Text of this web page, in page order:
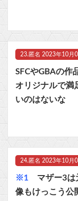
23. 匿名 2023年10月
SFCやGBAの作
オリジナルで満
いのはないな
24. 匿名 2023年10月
※1 マザー3は
像もけっこう公